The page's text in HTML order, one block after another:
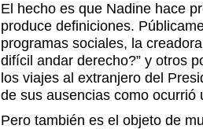
El hecho es que Nadine hace
produce definiciones.
programas sociales, la
difícil andar derecho?” y otros
los viajes al extranjero del
de sus ausencias como ocurrió
Pero también es el objeto de